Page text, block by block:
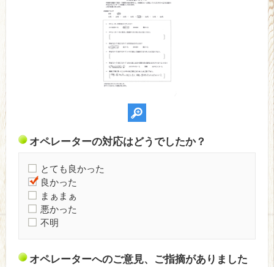
オペレーターの対応はどうでしたか？
とても良かった
良かった
まぁまぁ
悪かった
不明
オペレーターへのご意見、ご指摘がありました